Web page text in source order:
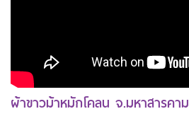
ผ้าขาวม้าหมักโคลน จ.มหาสารคาม